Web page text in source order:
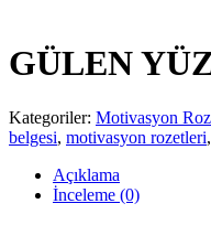
GÜLEN
Kategoriler: Motivasyon
belgesi, motivasyon rozetleri,
Açıklama
İnceleme (0)